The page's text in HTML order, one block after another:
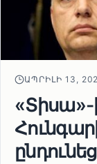
ԱՊՐԻԼԻ 13,